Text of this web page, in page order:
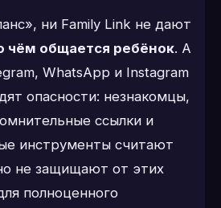
ни Family Link не дают
чём общается ребёнок. А
WhatsApp и Instagram
опасности: незнакомцы,
ссылки и
инструменты считают
не защищают от этих
полноценного